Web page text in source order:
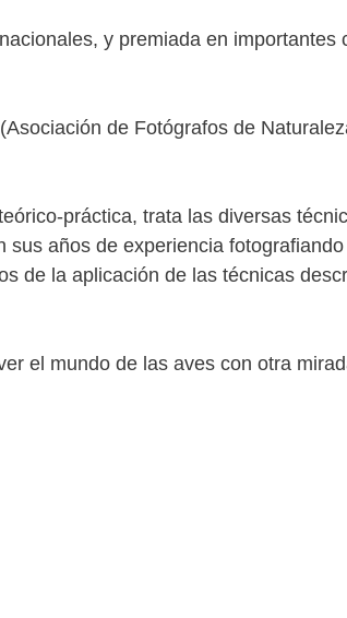
y premiada en importantes
de Fotógrafos de
práctica, trata las diversas
años de experiencia
de la aplicación de las técnicas
el mundo de las aves con otra